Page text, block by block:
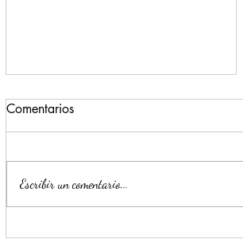
Impulsa Mijes 'Modo
Comentarios
Escribir un comentario...